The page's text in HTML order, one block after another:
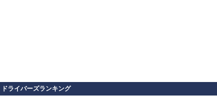
ドライバーズランキング